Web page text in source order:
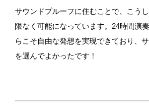
サウンドプルーフに住むことで、こう
限なく可能になっています。24時間演
らこそ自由な発想を実現できており、
を選んでよかったです！